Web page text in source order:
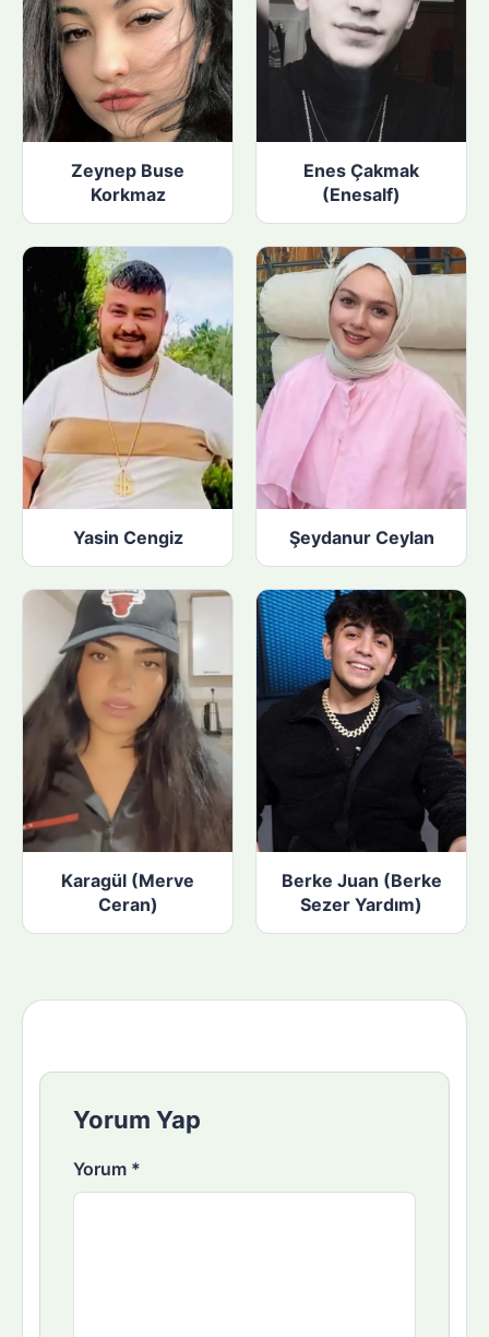
Zeynep Buse
Korkmaz
Enes Çakmak
(Enesalf)
Yasin Cengiz Şeydanur Ceylan
Karagül (Merve
Ceran)
Berke Juan (Berke
Sezer Yardım)
Yorum Yap
Yorum *